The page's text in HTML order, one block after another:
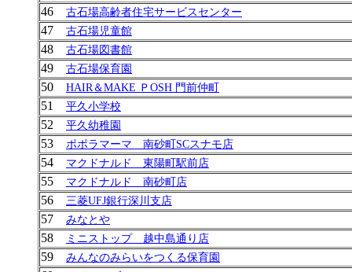
46 古石場高齢者住宅サービスセンター
47 古石場児童館
48 古石場図書館
49 古石場保育園
50 HAIR ＆MAKE ＰOSH 門前仲町
51 平久小学校
52 平久幼稚園
53 ポポラマーマ 南砂町SCスナモ店
54 マクドナルド 東陽町駅前店
55 マクドナルド 南砂町店
56 三菱UFJ銀行深川支店
57 みなとや
58 ミニストップ 越中島通り店
59 みんなのみらいをつくる保育園